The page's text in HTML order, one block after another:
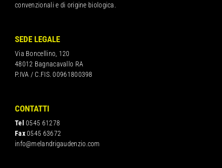
convenzionali e di origine biologica.
SEDE LEGALE
Via Boncellino, 120
48012 Bagnacavallo RA
P.IVA / C.FIS. 00961800398
CONTATTI
Tel 0545 61278
Fax0545 63672
info@melandrigaudenzio.com